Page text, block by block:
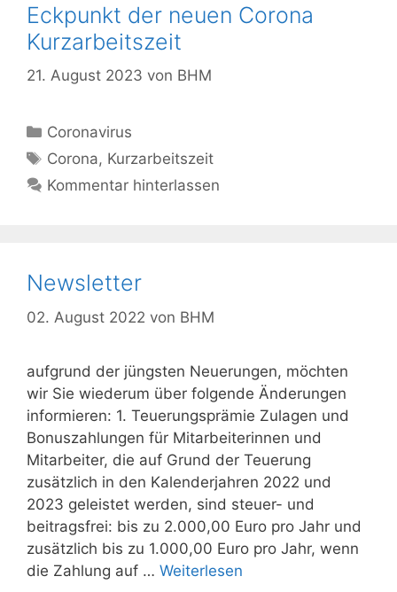
Eckpunkt der neuen Corona
Kurzarbeitszeit
21. August 2023 von BHM
Kategorien
Coronavirus
Schlagwörter
Corona, Kurzarbeitszeit
Kommentar hinterlassen
Newsletter
02. August 2022 von BHM
aufgrund der jüngsten Neuerungen, möchten
wir Sie wiederum über folgende Änderungen
informieren: 1. Teuerungsprämie Zulagen und
Bonuszahlungen für Mitarbeiterinnen und
Mitarbeiter, die auf Grund der Teuerung
zusätzlich in den Kalenderjahren 2022 und
2023 geleistet werden, sind steuer- und
beitragsfrei: bis zu 2.000,00 Euro pro Jahr und
zusätzlich bis zu 1.000,00 Euro pro Jahr, wenn
die Zahlung auf … Weiterlesen